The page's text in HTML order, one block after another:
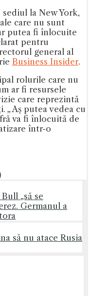
la New York,
care nu sunt
putea fi înlocuite
pentru
general al
Business Insider.
rolurile care nu
ar fi resursele
care reprezintă
„Aș putea vedea cu
va fi înlocuită de
într-o
„să se
Germanul a
să nu atace Rusia